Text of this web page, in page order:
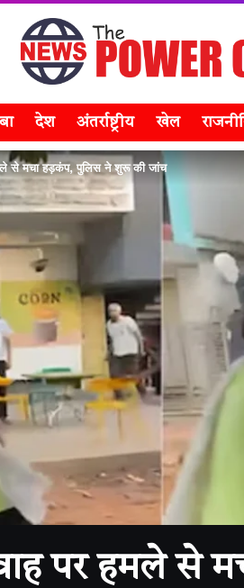
देश अंतर्राष्ट्रीय खेल
से मचा हड़कंप, पुलिस ने शुरू की जांच
पर हमले से